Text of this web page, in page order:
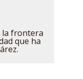
la frontera
que ha